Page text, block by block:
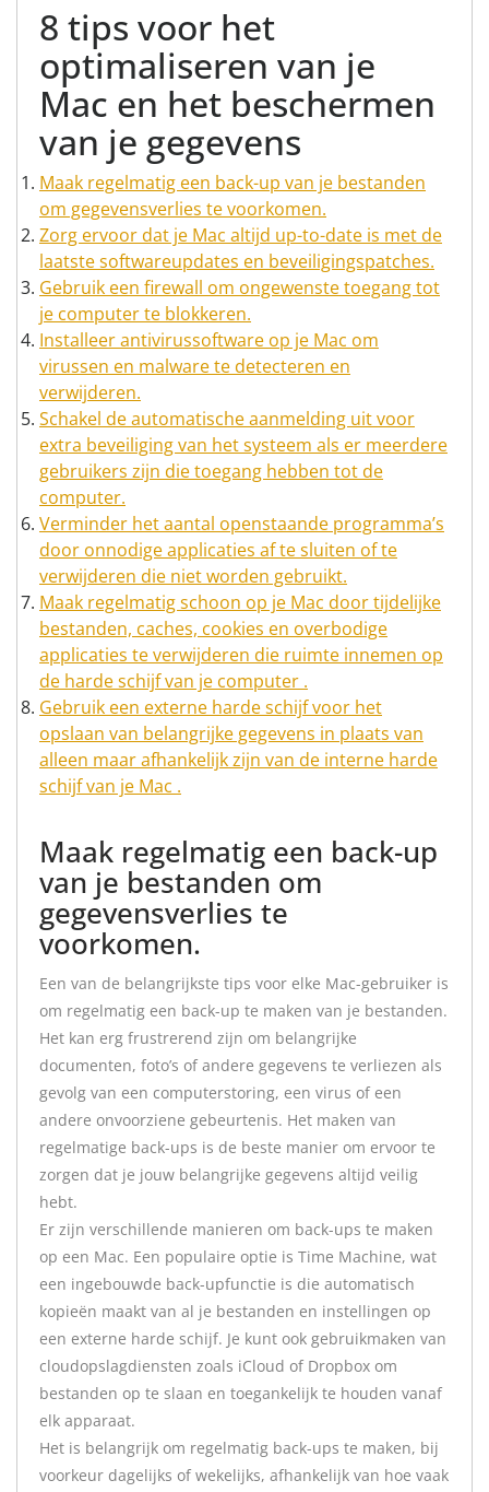
8 tips voor het
optimaliseren van je
Mac en het beschermen
van je gegevens
Maak regelmatig een back-up van je bestanden
om gegevensverlies te voorkomen.
Zorg ervoor dat je Mac altijd up-to-date is met de
laatste softwareupdates en beveiligingspatches.
Gebruik een firewall om ongewenste toegang tot
je computer te blokkeren.
Installeer antivirussoftware op je Mac om
virussen en malware te detecteren en
verwijderen.
Schakel de automatische aanmelding uit voor
extra beveiliging van het systeem als er meerdere
gebruikers zijn die toegang hebben tot de
computer.
Verminder het aantal openstaande programma’s
door onnodige applicaties af te sluiten of te
verwijderen die niet worden gebruikt.
Maak regelmatig schoon op je Mac door tijdelijke
bestanden, caches, cookies en overbodige
applicaties te verwijderen die ruimte innemen op
de harde schijf van je computer .
Gebruik een externe harde schijf voor het
opslaan van belangrijke gegevens in plaats van
alleen maar afhankelijk zijn van de interne harde
schijf van je Mac .
Maak regelmatig een back-up
van je bestanden om
gegevensverlies te
voorkomen.
Een van de belangrijkste tips voor elke Mac-gebruiker is
om regelmatig een back-up te maken van je bestanden.
Het kan erg frustrerend zijn om belangrijke
documenten, foto’s of andere gegevens te verliezen als
gevolg van een computerstoring, een virus of een
andere onvoorziene gebeurtenis. Het maken van
regelmatige back-ups is de beste manier om ervoor te
zorgen dat je jouw belangrijke gegevens altijd veilig
hebt.
Er zijn verschillende manieren om back-ups te maken
op een Mac. Een populaire optie is Time Machine, wat
een ingebouwde back-upfunctie is die automatisch
kopieën maakt van al je bestanden en instellingen op
een externe harde schijf. Je kunt ook gebruikmaken van
cloudopslagdiensten zoals iCloud of Dropbox om
bestanden op te slaan en toegankelijk te houden vanaf
elk apparaat.
Het is belangrijk om regelmatig back-ups te maken, bij
voorkeur dagelijks of wekelijks, afhankelijk van hoe vaak